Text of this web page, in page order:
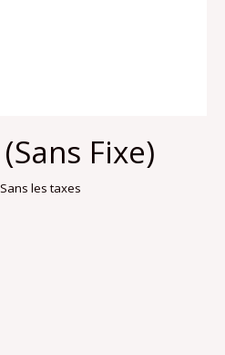
Fixe)
Sans les taxes